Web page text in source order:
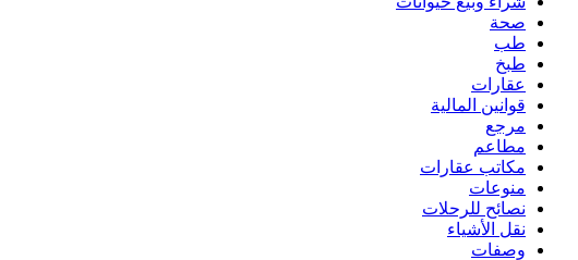
صحة
طب
طبخ
عقارات
قوانين المالية
مرجع
مطاعم
مكاتب عقارات
منوعات
نصائح للرحلات
نقل الأشياء
وصفات